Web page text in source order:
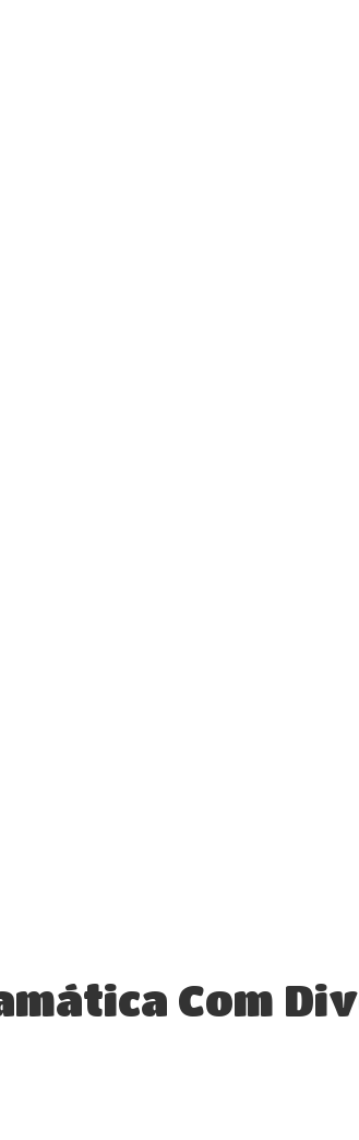
Com